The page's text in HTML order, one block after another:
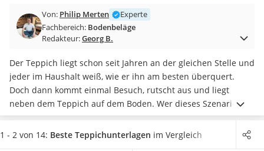
Split-Klimaanlage 2 Innengeräte
Pelletofen
Tiefbrunnenpumpe
Fliesenschneider
Hochdruckreiniger
Doppelschleifer
Überwachungskamera
Benzinrasenmäher mit Elektrostart
Von: Philip Merten
Experte
Fachbereich: Bodenbeläge
Redakteur:Georg B.
Der Teppich liegt schon seit Jahren an der gleichen Stelle und
jeder im Haushalt weiß, wie er ihn am besten überquert.
Doch dann kommt einmal Besuch, rutscht aus und liegt
neben dem Teppich auf dem Boden. Wer dieses Szenario
nicht erleben will, der braucht eine effektive
Teppichunterlage.Teppichunterlagen schützen nicht nur vor
1 - 2 von 14: Beste Teppichunterlagen im Vergleich